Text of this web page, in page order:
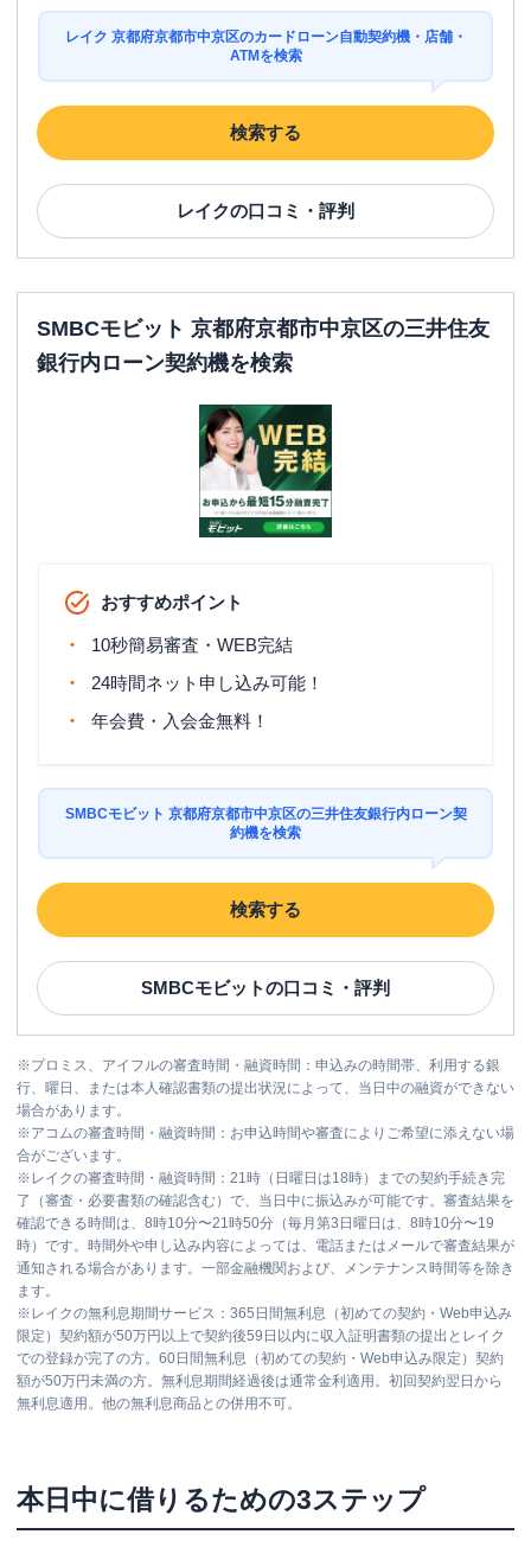
レイク 京都府京都市中京区のカードローン自動契約機・店舗・
ATMを検索
検索する
レイクの口コミ・評判
SMBCモビット 京都府京都市中京区の三井住友
銀行内ローン契約機を検索
おすすめポイント
10秒簡易審査・WEB完結
24時間ネット申し込み可能！
年会費・入会金無料！
SMBCモビット 京都府京都市中京区の三井住友銀行内ローン契
約機を検索
検索する
SMBCモビットの口コミ・評判
※プロミス、アイフルの審査時間・融資時間：申込みの時間帯、利用する銀
行、曜日、または本人確認書類の提出状況によって、当日中の融資ができない
場合があります。
※アコムの審査時間・融資時間：お申込時間や審査によりご希望に添えない場
合がございます。
※ レイクの審査時間・融資時間：21時（日曜日は18時）までの契約手続き完
了（審査・必要書類の確認含む）で、当日中に振込みが可能です。審査結果を
確認できる時間は、8時10分〜21時50分（毎月第3日曜日は、8時10分〜19
時）です。時間外や申し込み内容によっては、電話またはメールで審査結果が
通知される場合があります。一部金融機関および、メンテナンス時間等を除き
ます。
※ レイクの無利息期間サービス：365日間無利息（初めての契約・Web申込み
限定）契約額が50万円以上で契約後59日以内に収入証明書類の提出とレイク
での登録が完了の方。60日間無利息（初めての契約・Web申込み限定）契約
額が50万円未満の方。無利息期間経過後は通常金利適用。初回契約翌日から
無利息適用。他の無利息商品との併用不可。
本日中に借りるための3ステップ